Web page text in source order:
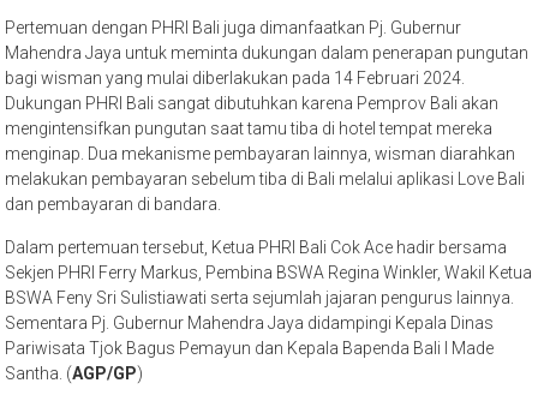
Pertemuan dengan PHRI Bali juga dimanfaatkan Pj. Gubernur
Mahendra Jaya untuk meminta dukungan dalam penerapan pungutan
bagi wisman yang mulai diberlakukan pada 14 Februari 2024.
Dukungan PHRI Bali sangat dibutuhkan karena Pemprov Bali akan
mengintensifkan pungutan saat tamu tiba di hotel tempat mereka
menginap. Dua mekanisme pembayaran lainnya, wisman diarahkan
melakukan pembayaran sebelum tiba di Bali melalui aplikasi Love Bali
dan pembayaran di bandara.
Dalam pertemuan tersebut, Ketua PHRI Bali Cok Ace hadir bersama
Sekjen PHRI Ferry Markus, Pembina BSWA Regina Winkler, Wakil Ketua
BSWA Feny Sri Sulistiawati serta sejumlah jajaran pengurus lainnya.
Sementara Pj. Gubernur Mahendra Jaya didampingi Kepala Dinas
Pariwisata Tjok Bagus Pemayun dan Kepala Bapenda Bali I Made
Santha. (AGP/GP)